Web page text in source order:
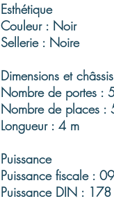
Esthétique
Couleur : Noir
Sellerie : Noire
Dimensions et châssis
Nombre de portes :
Nombre de places :
Longueur : 4 m
Puissance
Puissance fiscale :
Puissance DIN :